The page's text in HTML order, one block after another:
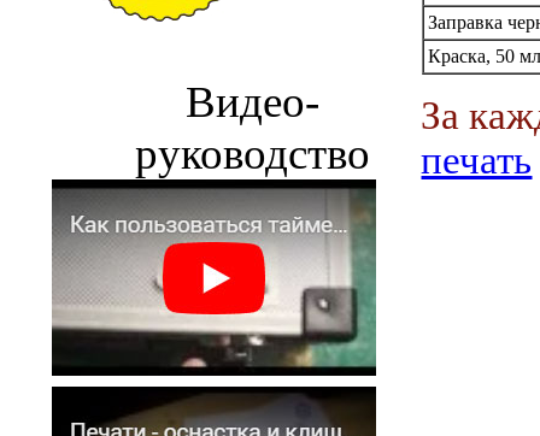
Видео-
руководство
Заправка
Краска, 50
За
печать